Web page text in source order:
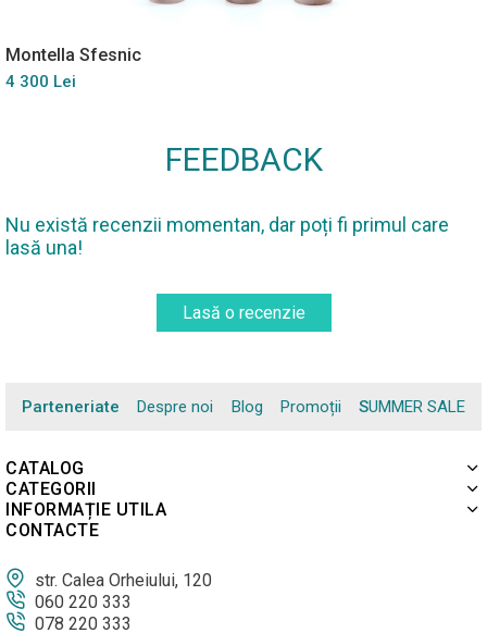
Montella Sfesnic
4 300 Lei
FEEDBACK
Nu există recenzii momentan, dar poți fi primul care
lasă una!
Lasă o recenzie
Parteneriate Despre noi Blog Promoții SUMMER SALE
CATALOG
CATEGORII
INFORMAȚIE UTILA
CONTACTE
str. Calea Orheiului, 120
060 220 333
078 220 333